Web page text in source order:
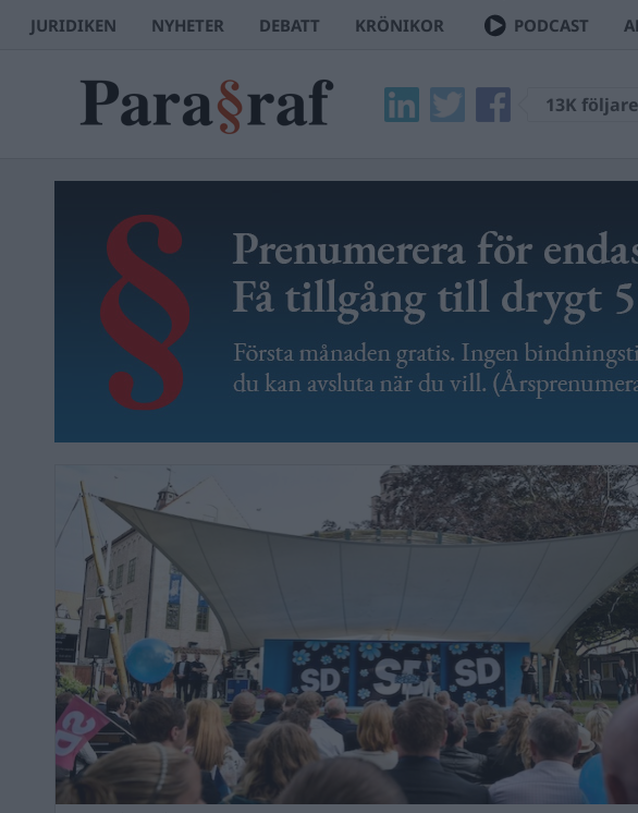
JURIDIKEN NYHETER DEBATT KRÖNIKOR PODCAST
13K följare